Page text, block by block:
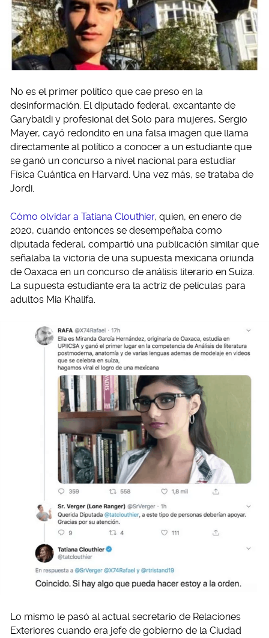
No es el primer político que cae preso en la
desinformación. El diputado federal, excantante de
Garybaldi y profesional del Solo para mujeres, Sergio
Mayer, cayó redondito en una falsa imagen que llama
directamente al político a conocer a un estudiante que
se ganó un concurso a nivel nacional para estudiar
Física Cuántica en Harvard. Una vez más, se trataba de
Jordi.
Cómo olvidar a Tatiana Clouthier, quien, en enero de
2020, cuando entonces se desempeñaba como
diputada federal, compartió una publicación similar que
señalaba la victoria de una supuesta mexicana oriunda
de Oaxaca en un concurso de análisis literario en Suiza.
La supuesta estudiante era la actriz de películas para
adultos Mia Khalifa.
Lo mismo le pasó al actual secretario de Relaciones
Exteriores cuando era jefe de gobierno de la Ciudad